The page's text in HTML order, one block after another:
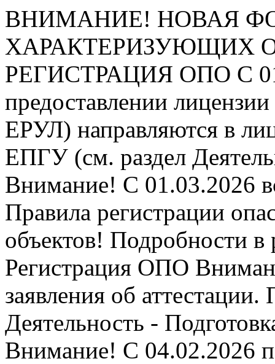
ВНИМАНИЕ! НОВАЯ
ХАРАКТЕРИЗУЮЩИХ
РЕГИСТРАЦИЯ ОПО С
предоставлении
ЕРУЛ) направляются в
ЕПГУ (см. раздел
Внимание! С 01.03.2026
Правила регистрации
объектов! Подробности в
Регистрация ОПО
заявления об
Деятельность -
Внимание! С 04.02.2026